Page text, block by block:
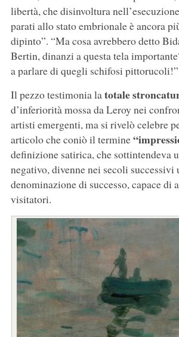
libertà, che disinvoltura
parati allo stato embrionale è ancora
dipinto”. “Ma cosa avrebbero detto
Bertin, dinanzi a questa tela
a parlare di quegli schifosi
Il pezzo testimonia latotale
d’inferiorità mossa da Leroy nei
artisti emergenti, ma si rivelò celebre
articolo che coniò il termine
definizione satirica, che sottintendeva
negativo, divenne nei secoli successivi
denominazione di successo, capace di
visitatori.